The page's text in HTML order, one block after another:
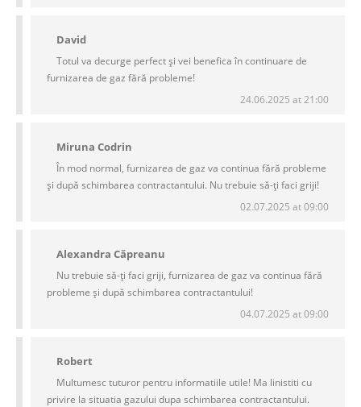
David
Totul va decurge perfect și vei benefica în continuare de
furnizarea de gaz fără probleme!
24.06.2025 at 21:00
Miruna Codrin
În mod normal, furnizarea de gaz va continua fără probleme
și după schimbarea contractantului. Nu trebuie să-ți faci griji!
02.07.2025 at 09:00
Alexandra Căpreanu
Nu trebuie să-ți faci griji, furnizarea de gaz va continua fără
probleme și după schimbarea contractantului!
04.07.2025 at 09:00
Robert
Multumesc tuturor pentru informatiile utile! Ma linistiti cu
privire la situatia gazului dupa schimbarea contractantului.